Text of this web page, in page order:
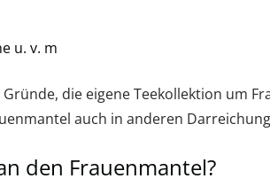
u. v. m
Gründe, die eigene Teekollektion um
auch in anderen
den Frauenmantel?